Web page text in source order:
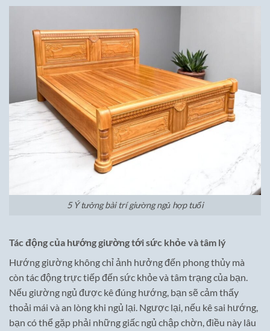
5 Ý tưởng bài trí giường ngủ hợp tuổi
Tác động của hướng giường tới sức khỏe và tâm lý
Hướng giường không chỉ ảnh hưởng đến phong thủy mà
còn tác động trực tiếp đến sức khỏe và tâm trạng của bạn.
Nếu giường ngủ được kê đúng hướng, bạn sẽ cảm thấy
thoải mái và an lòng khi ngủ lại. Ngược lại, nếu kê sai hướng,
bạn có thể gặp phải những giấc ngủ chập chờn, điều này lâu